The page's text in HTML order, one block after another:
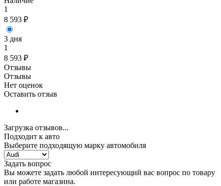
1
8 593 ₽
3 дня
1
8 593 ₽
Отзывы
Отзывы
Нет оценок
Оставить отзыв
Загрузка отзывов...
Подходит к авто
Выберите подходящую марку автомобиля
Задать вопрос
Вы можете задать любой интересующий вас вопрос по товару
или работе магазина.